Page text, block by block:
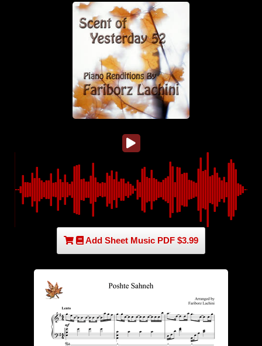
Add Sheet Music PDF $3.99